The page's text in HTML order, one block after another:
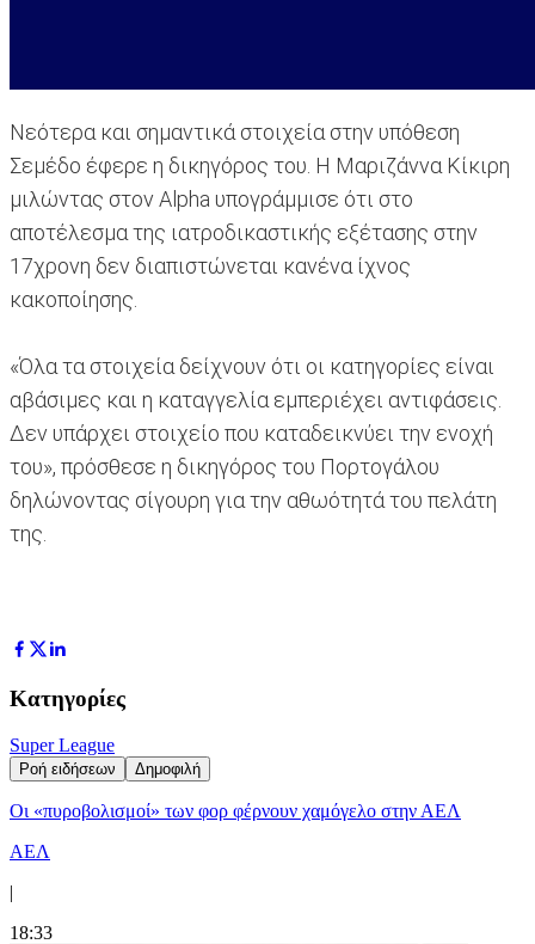
Νεότερα και σημαντικά στοιχεία στην υπόθεση
Σεμέδο έφερε η δικηγόρος του. Η Μαριζάννα Κίκιρη
μιλώντας στον Alpha υπογράμμισε ότι στο
αποτέλεσμα της ιατροδικαστικής εξέτασης στην
17χρονη δεν διαπιστώνεται κανένα ίχνος
κακοποίησης.
«Όλα τα στοιχεία δείχνουν ότι οι κατηγορίες είναι
αβάσιμες και η καταγγελία εμπεριέχει αντιφάσεις.
Δεν υπάρχει στοιχείο που καταδεικνύει την ενοχή
του», πρόσθεσε η δικηγόρος του Πορτογάλου
δηλώνοντας σίγουρη για την αθωότητά του πελάτη
της.
Κατηγορίες
Super League
Ροή ειδήσεων Δημοφιλή
Οι «πυροβολισμοί» των φορ φέρνουν χαμόγελο στην ΑΕΛ
ΑΕΛ
|
18:33